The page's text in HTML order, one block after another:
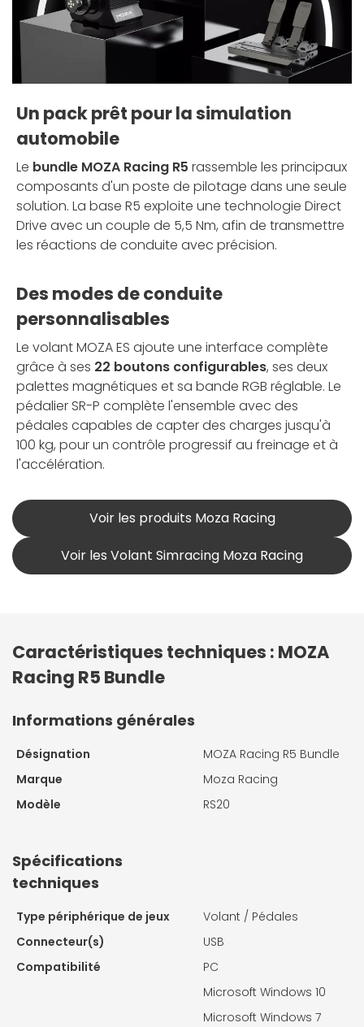
Un pack prêt pour la simulation
automobile
Le bundle MOZA Racing R5 rassemble les principaux
composants d'un poste de pilotage dans une seule
solution. La base R5 exploite une technologie Direct
Drive avec un couple de 5,5 Nm, afin de transmettre
les réactions de conduite avec précision.
Des modes de conduite
personnalisables
Le volant MOZA ES ajoute une interface complète
grâce à ses 22 boutons configurables, ses deux
palettes magnétiques et sa bande RGB réglable. Le
pédalier SR-P complète l'ensemble avec des
pédales capables de capter des charges jusqu'à
100 kg, pour un contrôle progressif au freinage et à
l'accélération.
Voir les produits Moza Racing
Voir les Volant Simracing Moza Racing
Caractéristiques techniques : MOZA
Racing R5 Bundle
Informations générales
Désignation
MOZA Racing R5 Bundle
Marque
Moza Racing
Modèle
RS20
Spécifications
techniques
Type périphérique de jeux
Volant / Pédales
Connecteur(s)
USB
Compatibilité
PC
Microsoft Windows 10
Microsoft Windows 7